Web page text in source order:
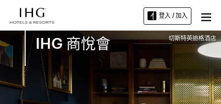
登入 / 加入
切斯特英迪格酒店
IHG 商悅會